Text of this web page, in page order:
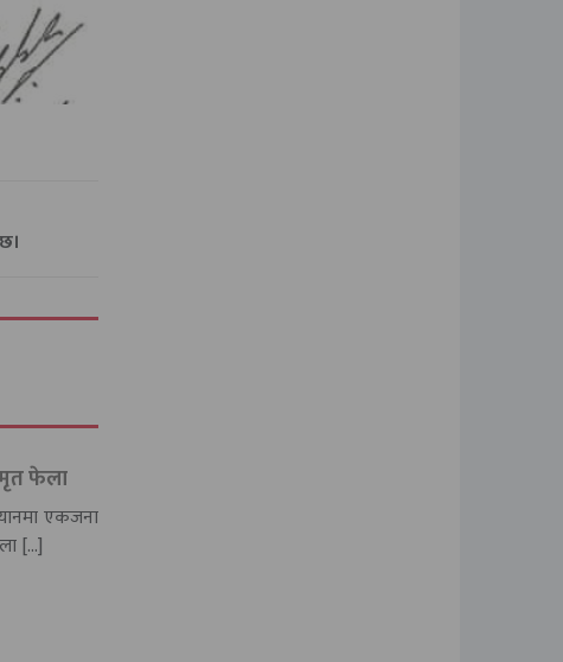
फेला
एकजना
[…]